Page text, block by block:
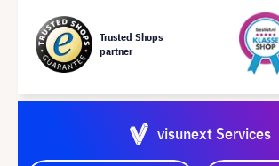
Trusted Shops
partner
visunext Services